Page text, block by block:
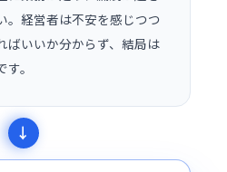
。経営者は不安を感じつつ
ばいいか分からず、結局は
。